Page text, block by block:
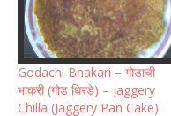
Godachi Bhakari – गोडाची
भाकरी (गोड धिरडे) – Jaggery
Chilla (Jaggery Pan Cake)